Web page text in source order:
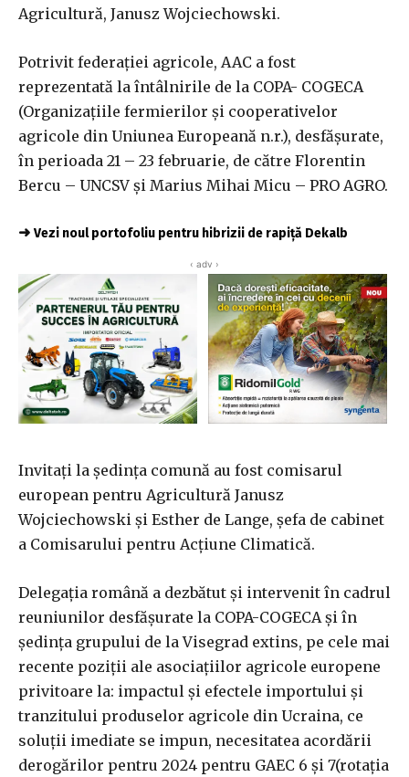
Agricultură, Janusz Wojciechowski.
Potrivit federaţiei agricole, AAC a fost
reprezentată la întâlnirile de la COPA- COGECA
(Organizaţiile fermierilor şi cooperativelor
agricole din Uniunea Europeană n.r.), desfăşurate,
în perioada 21 – 23 februarie, de către Florentin
Bercu – UNCSV şi Marius Mihai Micu – PRO AGRO.
➜ Vezi noul portofoliu pentru hibrizii de rapiță Dekalb
‹ adv ›
Invitaţi la şedinţa comună au fost comisarul
european pentru Agricultură Janusz
Wojciechowski şi Esther de Lange, şefa de cabinet
a Comisarului pentru Acţiune Climatică.
Delegaţia română a dezbătut şi intervenit în cadrul
reuniunilor desfăşurate la COPA-COGECA şi în
şedinţa grupului de la Visegrad extins, pe cele mai
recente poziţii ale asociaţiilor agricole europene
privitoare la: impactul şi efectele importului şi
tranzitului produselor agricole din Ucraina, ce
soluţii imediate se impun, necesitatea acordării
derogărilor pentru 2024 pentru GAEC 6 şi 7(rotaţia